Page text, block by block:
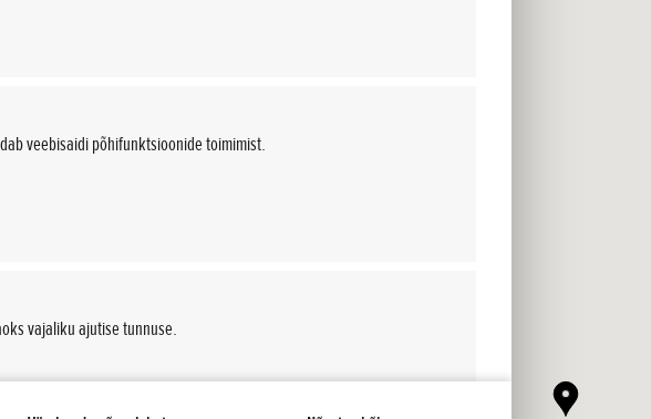
veebisaidi põhifunktsioonide toimimist.
vajaliku ajutise tunnuse.